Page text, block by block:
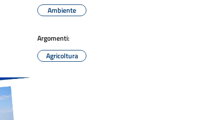
Ambiente
Argomenti:
Agricoltura